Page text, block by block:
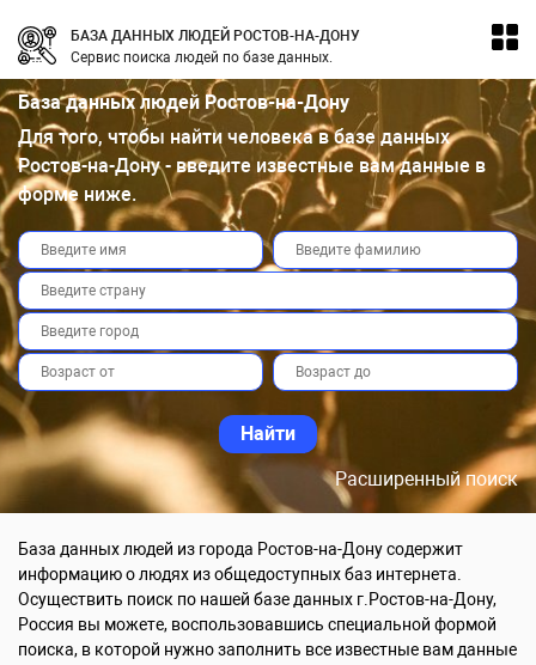
БАЗА ДАННЫХ ЛЮДЕЙ РОСТОВ-НА-ДОНУ
Сервис поиска людей по базе данных.
База данных людей Ростов-на-Дону
Для того, чтобы найти человека в базе данных
Ростов-на-Дону - введите известные вам данные в
форме ниже.
Расширенный поиск
База данных людей из города Ростов-на-Дону содержит
информацию о людях из общедоступных баз интернета.
Осуществить поиск по нашей базе данных г.Ростов-на-Дону,
Россия вы можете, воспользовавшись специальной формой
поиска, в которой нужно заполнить все известные вам данные